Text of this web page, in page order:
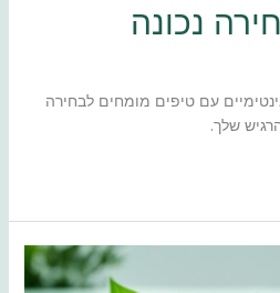
נכונה
עם טיפים מומחים לבחירה
שלך.